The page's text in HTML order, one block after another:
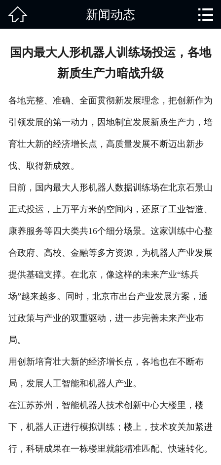
服务项目
免责说明
 新闻动态 
国内最大人形机器人训练场投运，各地
新质生产力暗战升级
各地完整、准确、全面贯彻新发展理念，把创新作为
引领发展的第一动力，因地制宜发展新质生产力，培
育壮大新的经济增长点，高质量发展不断迈出新步
伐、取得新成效。
日前，国内最大人形机器人数据训练场在北京石景山
正式投运，上万平方米的空间内，还原了工业智造、
康养服务等四大类共16个细分场景。这家训练中心整
合政府、高校、金融等多方资源，为机器人产业发展
提供基础支撑。在北京，像这样的未来产业“练兵
场”越来越多。同时，北京市出台产业发展方案，通
过政策与产业的双重驱动，进一步完善未来产业布
局。
用创新培育壮大新的经济增长点，各地也在不断布
局，发展人工智能和机器人产业。
在江苏苏州，智能机器人技术创新中心大楼里，楼
下，机器人正进行模拟训练；楼上，技术攻关加紧进
行，科研成果在一栋楼里就能精准匹配、快速转化。